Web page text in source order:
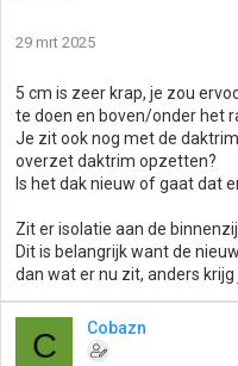
29 mrt 2025
5 cm is zeer krap, je zou
te doen en boven/onder het
Je zit ook nog met de
overzet daktrim opzetten?
Is het dak nieuw of gaat dat
Zit er isolatie aan de
Dit is belangrijk want de
dan wat er nu zit, anders
C Cobazn